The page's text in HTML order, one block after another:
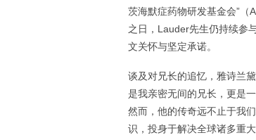
茨海默症药物研发基金会”（
之日，Lauder先生仍持续参
文关怀与坚定承诺。
谈及对兄长的追忆，雅诗兰
是我亲密无间的兄长，更是
然而，他的传奇远不止于我
识，投身于解决全球诸多重